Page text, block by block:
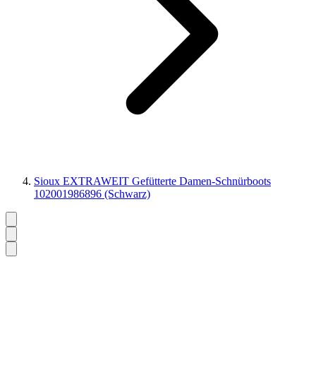
Sioux EXTRAWEIT Gefütterte Damen-Schnürboots
102001986896 (Schwarz)